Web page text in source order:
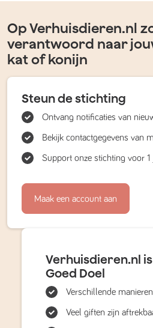
Op Verhuisdieren.nl
verantwoord naar
kat of konijn
Steun de stichting
Ontvang notificaties van
Bekijk contactgegevens van
Support onze stichting voor 1
Maak een account aan
Verhuisdieren.nl
Goed Doel
Verschillende
Veel giften zijn